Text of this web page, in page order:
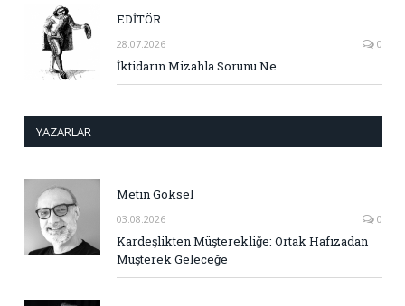
EDİTÖR
28.07.2026 0
İktidarın Mizahla Sorunu Ne
YAZARLAR
Metin Göksel
03.08.2026 0
Kardeşlikten Müşterekliğe: Ortak Hafızadan
Müşterek Geleceğe